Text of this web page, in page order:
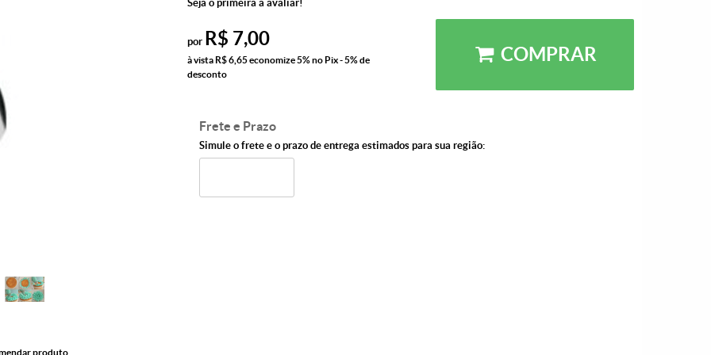
produto
Seja o primeira a avaliar!
por R$ 7,00
à vista R$ 6,65economize5%no Pix - 5% de
desconto
COMPRAR
Frete e Prazo
Simule o frete e o prazo de entrega estimados para sua região: